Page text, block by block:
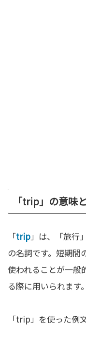
「trip」の意味
「trip」は、「旅行
の名詞です。短期間
使われることが一般
る際に用いられます。
「trip」を使った例